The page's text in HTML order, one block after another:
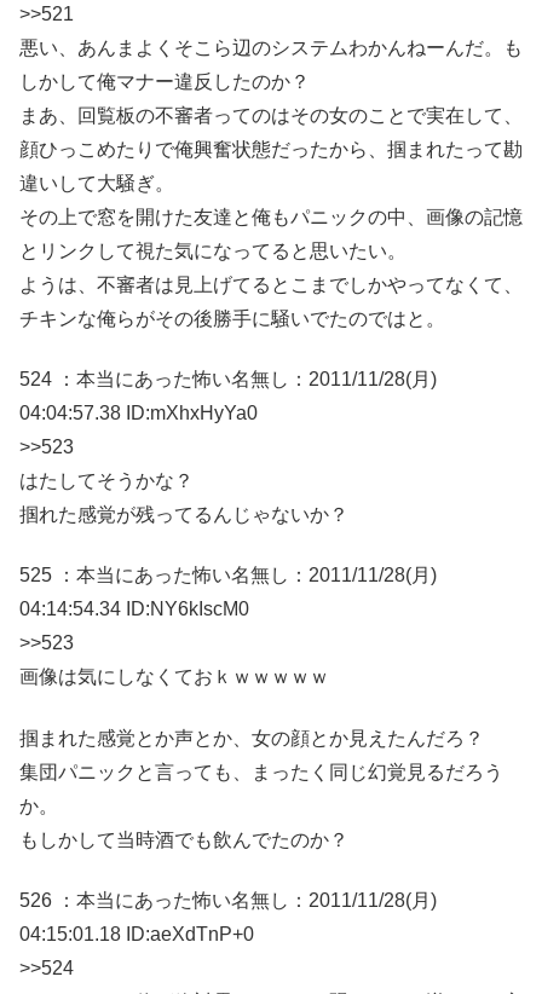
>>521
悪い、あんまよくそこら辺のシステムわかんねーんだ。も
しかして俺マナー違反したのか？
まあ、回覧板の不審者ってのはその女のことで実在して、
顔ひっこめたりで俺興奮状態だったから、掴まれたって勘
違いして大騒ぎ。
その上で窓を開けた友達と俺もパニックの中、画像の記憶
とリンクして視た気になってると思いたい。
ようは、不審者は見上げてるとこまでしかやってなくて、
チキンな俺らがその後勝手に騒いでたのではと。
524 ：本当にあった怖い名無し：2011/11/28(月)
04:04:57.38 ID:mXhxHyYa0
>>523
はたしてそうかな？
掴れた感覚が残ってるんじゃないか？
525 ：本当にあった怖い名無し：2011/11/28(月)
04:14:54.34 ID:NY6kIscM0
>>523
画像は気にしなくておｋｗｗｗｗｗ
掴まれた感覚とか声とか、女の顔とか見えたんだろ？
集団パニックと言っても、まったく同じ幻覚見るだろう
か。
もしかして当時酒でも飲んでたのか？
526 ：本当にあった怖い名無し：2011/11/28(月)
04:15:01.18 ID:aeXdTnP+0
>>524